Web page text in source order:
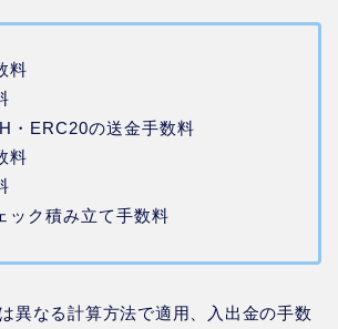
料
・ERC20の送金手数料
料
ック積み立て手数料
異なる計算方法で適用、入出金の手数